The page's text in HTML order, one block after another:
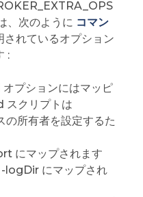
、次のように コマン
されているオプション
:
プションにはマッピ
スクリプトは
所有者を設定するた
にマップされます
logDir にマップされ